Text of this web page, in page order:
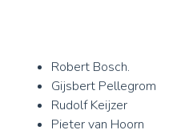
Robert Bosch.
Gijsbert
Rudolf Keijzer
Pieter van Hoorn